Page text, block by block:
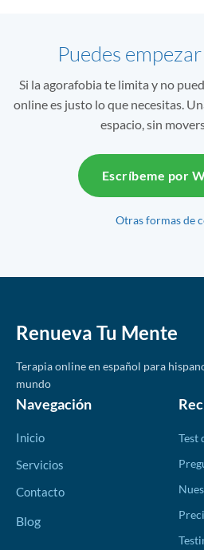
Puedes
Si la agorafobia te limita y no
online es justo lo que necesitas.
espacio, sin
Escríbeme por
Otras formas de
Renueva Tu Mente
Terapia online en español para
mundo
Navegación
Inicio
Servicios
Contacto
Blog
Test